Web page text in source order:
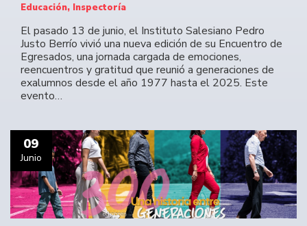
Educación, Inspectoría
El pasado 13 de junio, el Instituto Salesiano Pedro
Justo Berrío vivió una nueva edición de su Encuentro de
Egresados, una jornada cargada de emociones,
reencuentros y gratitud que reunió a generaciones de
exalumnos desde el año 1977 hasta el 2025. Este
evento…
09
Junio